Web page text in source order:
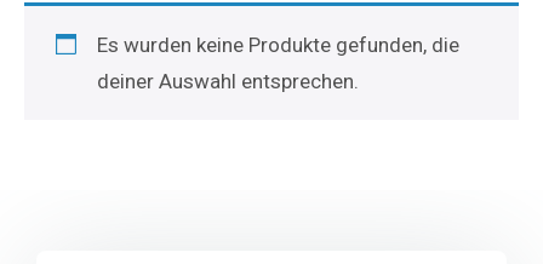
Es wurden keine Produkte gefunden, die
deiner Auswahl entsprechen.